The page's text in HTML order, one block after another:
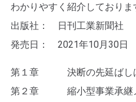
わかりやすく紹介しておりま
出版社： 日刊工業新聞社
発売日： 2021年10月30日
第１章 決断の先延ばし
第２章 縮小型事業承継